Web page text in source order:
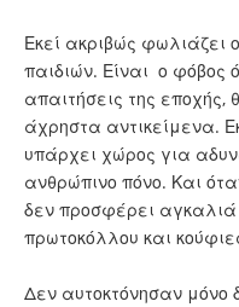
Εκεί ακριβώς φωλιάζει
παιδιών. Είναι ο φόβος
απαιτήσεις της εποχής,
άχρηστα αντικείμενα.
υπάρχει χώρος για
ανθρώπινο πόνο. Και
δεν προσφέρει
πρωτοκόλλου και
Δεν αυτοκτόνησαν